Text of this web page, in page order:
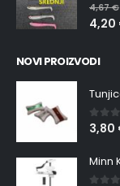
0
4,67€
4,20
NOVI PROIZVODI
0
3,80
Minn